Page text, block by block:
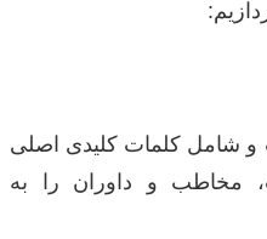
و شامل کلمات کلیدی اصلی
مخاطب و داوران را به